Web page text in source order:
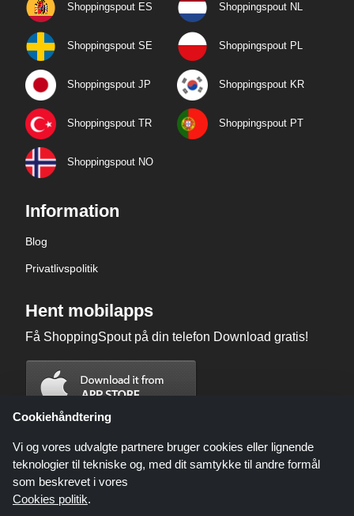
Shoppingspout ES Shoppingspout NL
Shoppingspout SE Shoppingspout PL
Shoppingspout JP Shoppingspout KR
Shoppingspout TR Shoppingspout PT
Shoppingspout NO
Information
Blog
Privatlivspolitik
Hent mobilapps
Få ShoppingSpout på din telefon Download gratis!
Cookiehåndtering
Vi og vores udvalgte partnere bruger cookies eller lignende
teknologier til tekniske og, med dit samtykke til andre formål
som beskrevet i vores
Cookies politik.